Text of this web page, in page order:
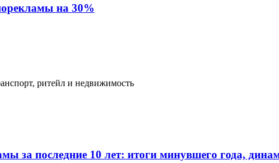
на 30%
ритейл и недвижимость
за последние 10 лет: итоги минувшего года,